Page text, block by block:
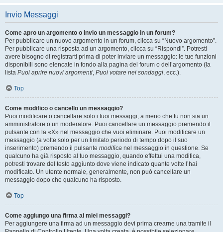
Invio Messaggi
Come apro un argomento o invio un messaggio in un forum?
Per pubblicare un nuovo argomento in un forum, clicca su “Nuovo argomento”.
Per pubblicare una risposta ad un argomento, clicca su “Rispondi”. Potresti
avere bisogno di registrarti prima di poter inviare un messaggio: le tue funzioni
disponibili sono elencate in fondo alla pagina del forum o dell’argomento (la
lista Puoi aprire nuovi argomenti, Puoi votare nei sondaggi, ecc.).
Top
Come modifico o cancello un messaggio?
Puoi modificare o cancellare solo i tuoi messaggi, a meno che tu non sia un
amministratore o un moderatore. Puoi cancellare un messaggio premendo il
pulsante con la «X» nel messaggio che vuoi eliminare. Puoi modificare un
messaggio (a volte solo per un limitato periodo di tempo dopo il suo
inserimento) premendo il pulsante modifica nel messaggio in questione. Se
qualcuno ha già risposto al tuo messaggio, quando effettui una modifica,
potresti trovare del testo aggiunto dove viene indicato quante volte l’hai
modificato. Un utente normale, generalmente, non può cancellare un
messaggio dopo che qualcuno ha risposto.
Top
Come aggiungo una firma ai miei messaggi?
Per aggiungere una firma ad un messaggio devi prima crearne una tramite il